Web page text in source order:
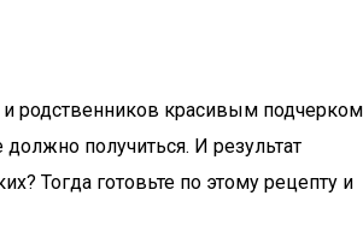
и родственников красивым подчерком
получиться. И результат
Тогда готовьте по этому рецепту и